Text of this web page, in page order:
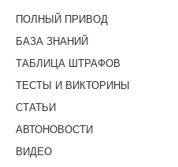
ПОЛНЫЙ ПРИВОД
БАЗА ЗНАНИЙ
ТАБЛИЦА ШТРАФОВ
ТЕСТЫ И ВИКТОРИНЫ
СТАТЬИ
АВТОНОВОСТИ
ВИДЕО